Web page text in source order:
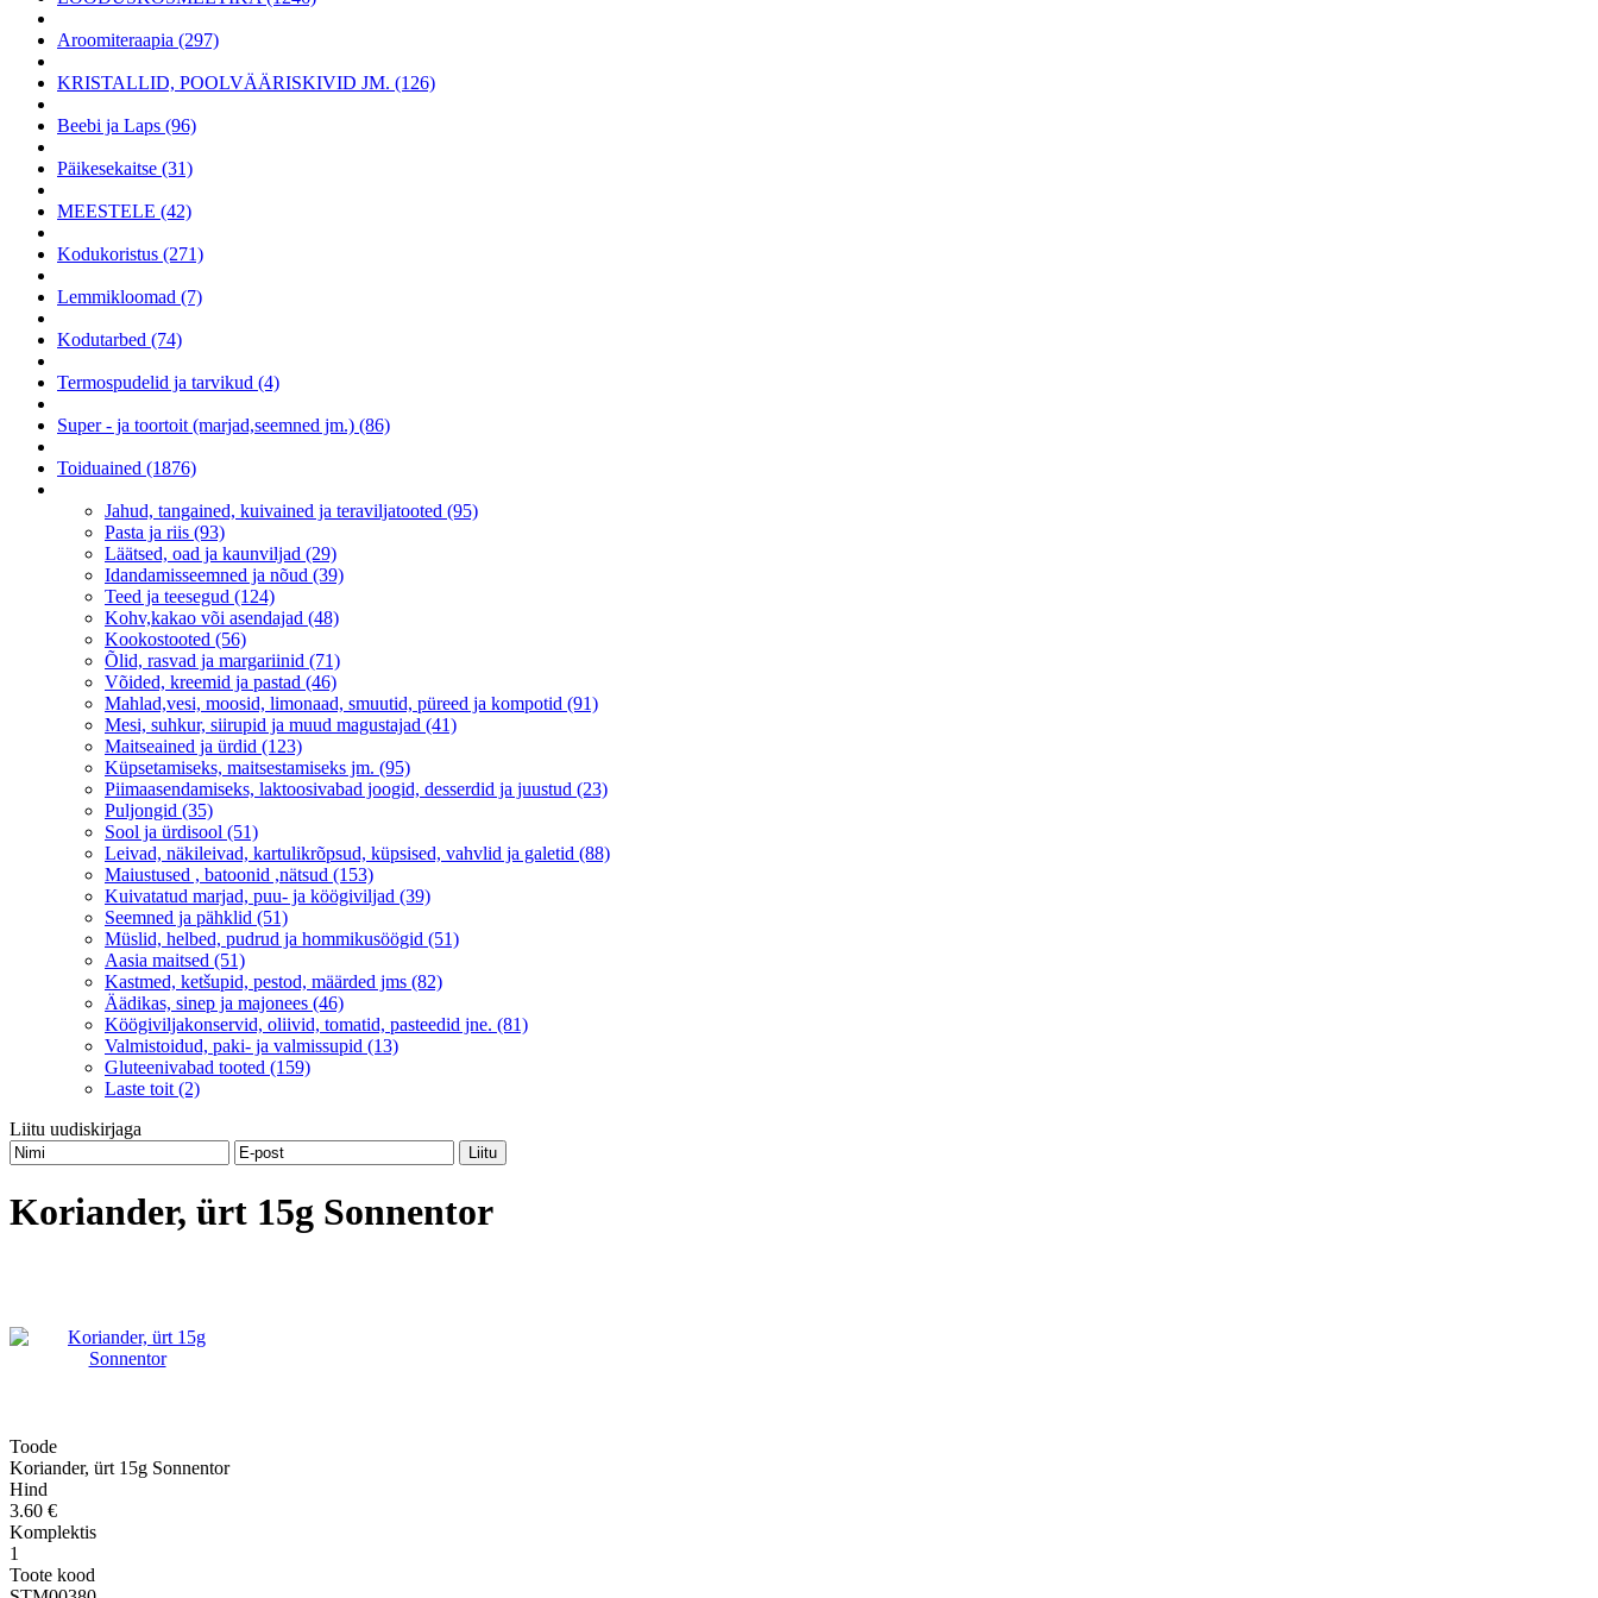
Aroomiteraapia (297)
KRISTALLID, POOLVÄÄRISKIVID JM. (126)
Beebi ja Laps (96)
Päikesekaitse (31)
MEESTELE (42)
Kodukoristus (271)
Lemmikloomad (7)
Kodutarbed (74)
Termospudelid ja tarvikud (4)
Super - ja toortoit (marjad,seemned jm.) (86)
Toiduained (1876)
Jahud, tangained, kuivained ja teraviljatooted (95)
Pasta ja riis (93)
Läätsed, oad ja kaunviljad (29)
Idandamisseemned ja nõud (39)
Teed ja teesegud (124)
Kohv,kakao või asendajad (48)
Kookostooted (56)
Õlid, rasvad ja margariinid (71)
Võided, kreemid ja pastad (46)
Mahlad,vesi, moosid, limonaad, smuutid, püreed ja kompotid (91)
Mesi, suhkur, siirupid ja muud magustajad (41)
Maitseained ja ürdid (123)
Küpsetamiseks, maitsestamiseks jm. (95)
Piimaasendamiseks, laktoosivabad joogid, desserdid ja juustud (23)
Puljongid (35)
Sool ja ürdisool (51)
Leivad, näkileivad, kartulikrõpsud, küpsised, vahvlid ja galetid (88)
Maiustused , batoonid ,nätsud (153)
Kuivatatud marjad, puu- ja köögiviljad (39)
Seemned ja pähklid (51)
Müslid, helbed, pudrud ja hommikusöögid (51)
Aasia maitsed (51)
Kastmed, ketšupid, pestod, määrded jms (82)
Äädikas, sinep ja majonees (46)
Köögiviljakonservid, oliivid, tomatid, pasteedid jne. (81)
Valmistoidud, paki- ja valmissupid (13)
Gluteenivabad tooted (159)
Laste toit (2)
Liitu uudiskirjaga
Koriander, ürt 15g Sonnentor
Toode
Koriander, ürt 15g Sonnentor
Hind
3.60 €
Komplektis
1
Toote kood